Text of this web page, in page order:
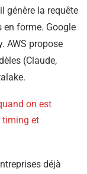
génère la requête
en forme. Google
AWS propose
(Claude,
on est
timing et
déjà